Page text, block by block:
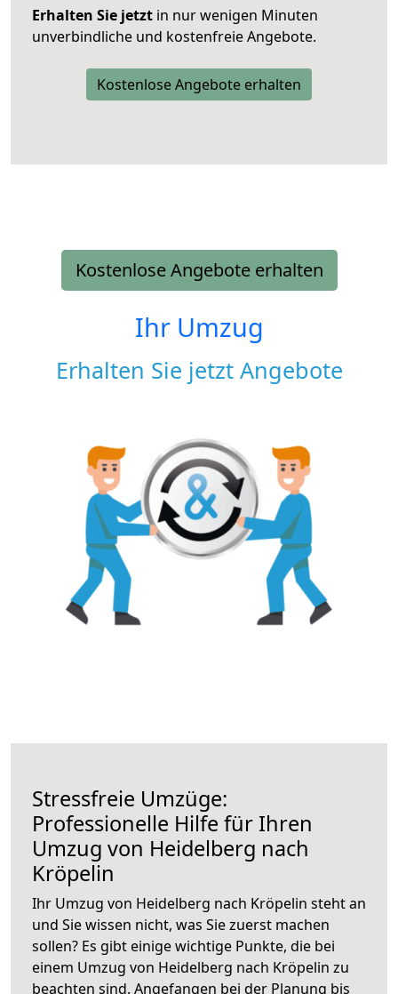
Erhalten Sie jetzt in nur wenigen Minuten
unverbindliche und kostenfreie Angebote.
Kostenlose Angebote erhalten
Kostenlose Angebote erhalten
Ihr Umzug
Erhalten Sie jetzt Angebote
Stressfreie Umzüge:
Professionelle Hilfe für Ihren
Umzug von Heidelberg nach
Kröpelin
Ihr Umzug von Heidelberg nach Kröpelin steht an
und Sie wissen nicht, was Sie zuerst machen
sollen? Es gibt einige wichtige Punkte, die bei
einem Umzug von Heidelberg nach Kröpelin zu
beachten sind. Angefangen bei der Planung bis